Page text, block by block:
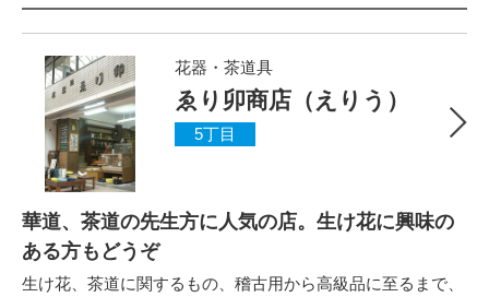
花器・茶道具
ゑり卯商店（えりう）
5丁目
華道、茶道の先生方に人気の店。生け花に興味の
ある方もどうぞ
生け花、茶道に関するもの、稽古用から高級品に至るまで、